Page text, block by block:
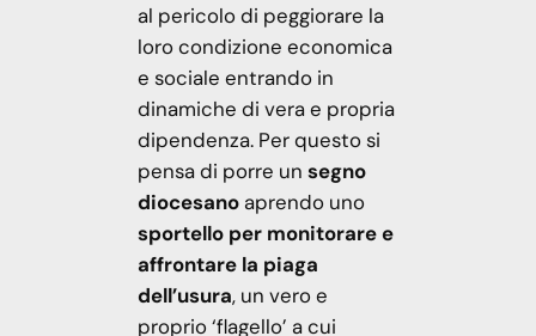
al pericolo di peggiorare la
loro condizione economica
e sociale entrando in
dinamiche di vera e propria
dipendenza. Per questo si
pensa di porre unsegno
diocesanoaprendo uno
sportello per monitorare e
affrontare la piaga
dell’usura, un vero e
proprio ‘flagello’ a cui